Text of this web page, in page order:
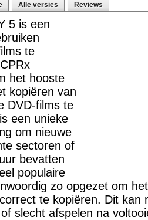
Alle versies Reviews
5 is een
te
het hooste
kopiëren van
DVD-films te
een unieke
om nieuwe
sectoren of
bevatten
populaire
zo opgezet om
te kopiëren. Dit kan
slecht afspelen na